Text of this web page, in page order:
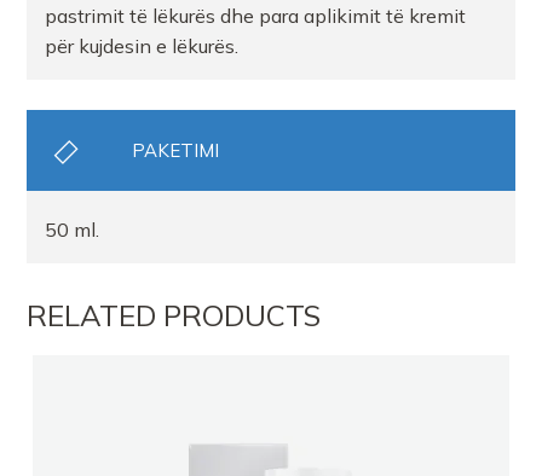
pastrimit të lëkurës dhe para aplikimit të kremit
për kujdesin e lëkurës.
PAKETIMI
50 ml.
RELATED PRODUCTS